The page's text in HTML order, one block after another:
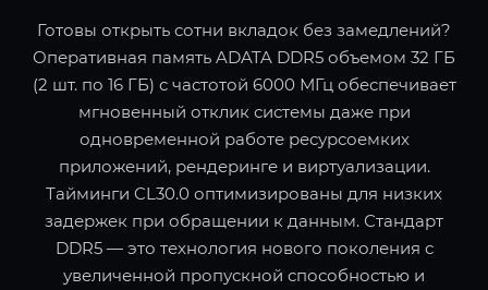
Готовы открыть сотни вкладок без замедлений?
Оперативная память ADATA DDR5 объемом 32 ГБ
(2 шт. по 16 ГБ) с частотой 6000 МГц обеспечивает
мгновенный отклик системы даже при
одновременной работе ресурсоемких
приложений, рендеринге и виртуализации.
Тайминги CL30.0 оптимизированы для низких
задержек при обращении к данным. Стандарт
DDR5 — это технология нового поколения с
увеличенной пропускной способностью и